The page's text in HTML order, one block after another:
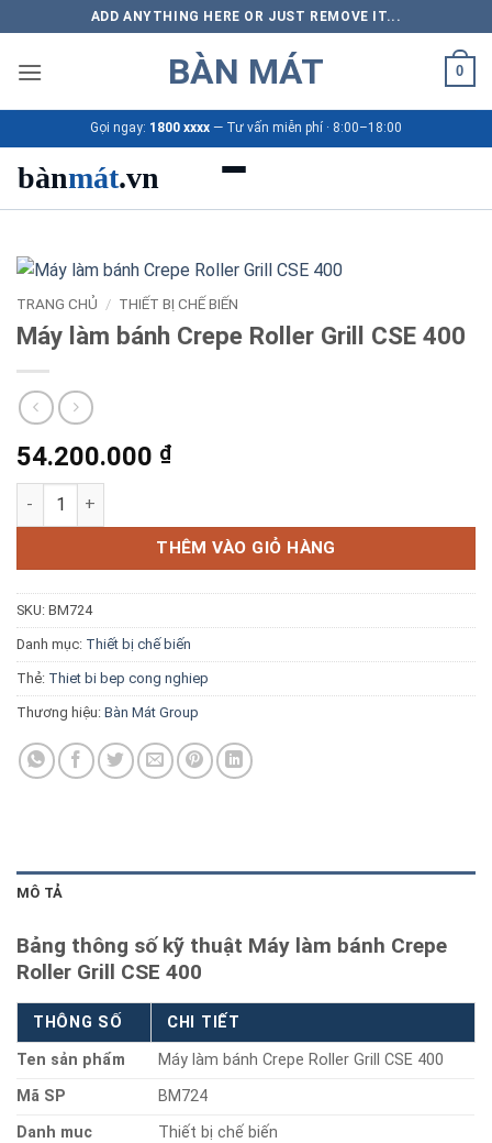
qua
nội
ADD ANYTHING HERE OR JUST REMOVE IT...
BÀN MÁT 0
Gọi ngay: 1800 xxxx — Tư vấn miễn phí · 8:00–18:00
bànmát.vn
Sản phẩm
Thương hiệu
Bảng giá 2026
Ứng dụng
Blog kiến thức
Liên hệ
Báo giá miễn phí →
TRANG CHỦ / THIẾT BỊ CHẾ BIẾN
Máy làm bánh Crepe Roller Grill CSE 400
54.200.000 ₫
Máy làm bánh Crepe Roller Grill CSE 400 số lượng
THÊM VÀO GIỎ HÀNG
SKU: BM724
Danh mục: Thiết bị chế biến
Thẻ: Thiet bi bep cong nghiep
Thương hiệu: Bàn Mát Group
MÔ TẢ
Bảng thông số kỹ thuật Máy làm bánh Crepe
Roller Grill CSE 400
THÔNG SỐ
CHI TIẾT
Ten sản phẩm
Máy làm bánh Crepe Roller Grill CSE 400
Mã SP
BM724
Danh muc
Thiết bị chế biến